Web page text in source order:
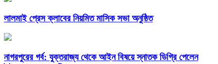
লালমাই প্রেস ক্লাবের নিয়মিত মাসিক সভা অনুষ্ঠিত
নাগরপুরের গর্ব: যুক্তরাজ্য থেকে আইন বিষয়ে স্নাতক ডিগ্রি পেলেন